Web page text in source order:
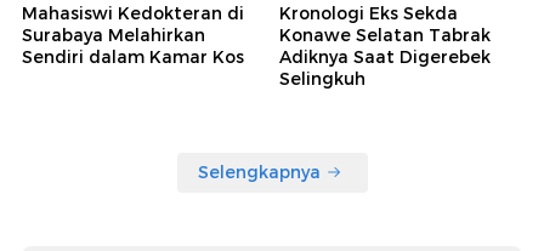
Mahasiswi Kedokteran di
Surabaya Melahirkan
Sendiri dalam Kamar Kos
Kronologi Eks Sekda
Konawe Selatan Tabrak
Adiknya Saat Digerebek
Selingkuh
Selengkapnya